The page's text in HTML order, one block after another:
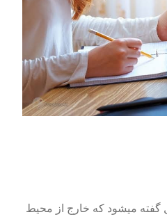
گفته میشود که خارج از محیط